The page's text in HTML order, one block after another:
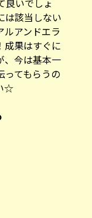
は該当しない
ルアンドエラ
成果はすぐに
、今は基本一
ってもらうの
☆